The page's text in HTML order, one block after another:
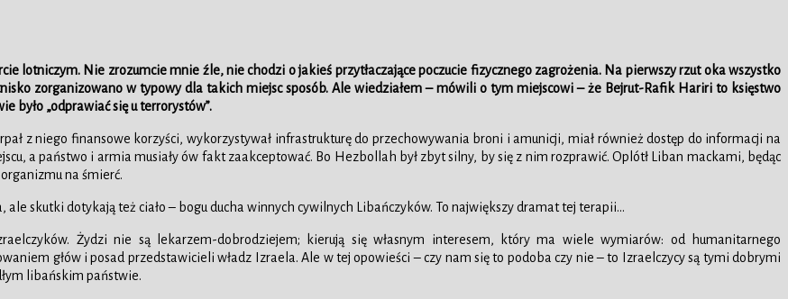
lotniczym. Nie zrozumcie mnie źle, nie chodzi o jakieś przytłaczające poczucie fizycznego zagrożenia. Na pierwszy rzut oka wszystko
zorganizowano w typowy dla takich miejsc sposób. Ale wiedziałem – mówili o tym miejscowi – że Bejrut-Rafik Hariri to księstwo
było „odprawiać się u terrorystów”.
z niego finansowe korzyści, wykorzystywał infrastrukturę do przechowywania broni i amunicji, miał również dostęp do informacji na
a państwo i armia musiały ów fakt zaakceptować. Bo Hezbollah był zbyt silny, by się z nim rozprawić. Oplótł Liban mackami, będąc
na śmierć.
skutki dotykają też ciało – bogu ducha winnych cywilnych Libańczyków. To największy dramat tej terapii…
Żydzi nie są lekarzem-dobrodziejem; kierują się własnym interesem, który ma wiele wymiarów: od humanitarnego
głów i posad przedstawicieli władz Izraela. Ale w tej opowieści – czy nam się to podoba czy nie – to Izraelczycy są tymi dobrymi
libańskim państwie.